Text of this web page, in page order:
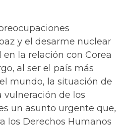
y el desarme nuclear
la relación con Corea
al ser el país más
mundo, la situación de
vulneración de los
un asunto urgente que,
los Derechos Humanos